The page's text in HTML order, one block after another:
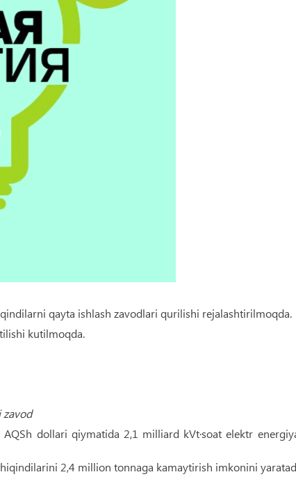
qayta ishlash zavodlari qurilishi rejalashtirilmoqda.
kutilmoqda.
dollari qiymatida 2,1 milliard kVt·soat elektr
2,4 million tonnaga kamaytirish imkonini